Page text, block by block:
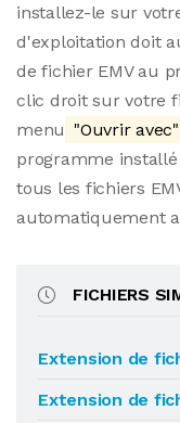
installez-le sur
d'exploitation doit
de fichier EMV au
clic droit sur votre
menu "Ouvrir avec"
programme
tous les fichiers
automatiquement
FICHIERS
Extension de
Extension de